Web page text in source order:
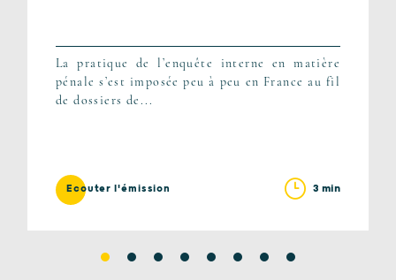
La pratique de l’enquête interne en matière
pénale s’est imposée peu à peu en France au fil
de dossiers de...
Ecouter l'émission 3 min